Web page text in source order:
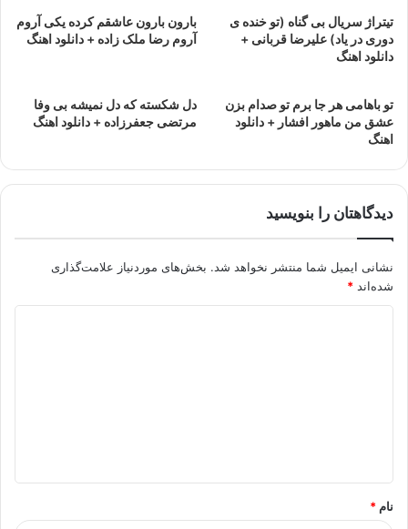
تیتراژ سریال بی گناه (تو خنده ی
دوری در یاد) علیرضا قربانی +
دانلود اهنگ
بارون بارون عاشقم کرده یکی آروم
آروم رضا ملک زاده + دانلود اهنگ
تو باهامی هر جا برم تو صدام بزن
عشق من ماهور افشار + دانلود
اهنگ
دل شکسته که دل نمیشه بی وفا
مرتضی جعفرزاده + دانلود اهنگ
دیدگاهتان را بنویسید
نشانی ایمیل شما منتشر نخواهد شد. بخش‌های موردنیاز علامت‌گذاری
شده‌اند *
*
نام *